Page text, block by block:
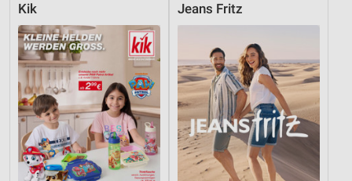
Kik Jeans Fritz